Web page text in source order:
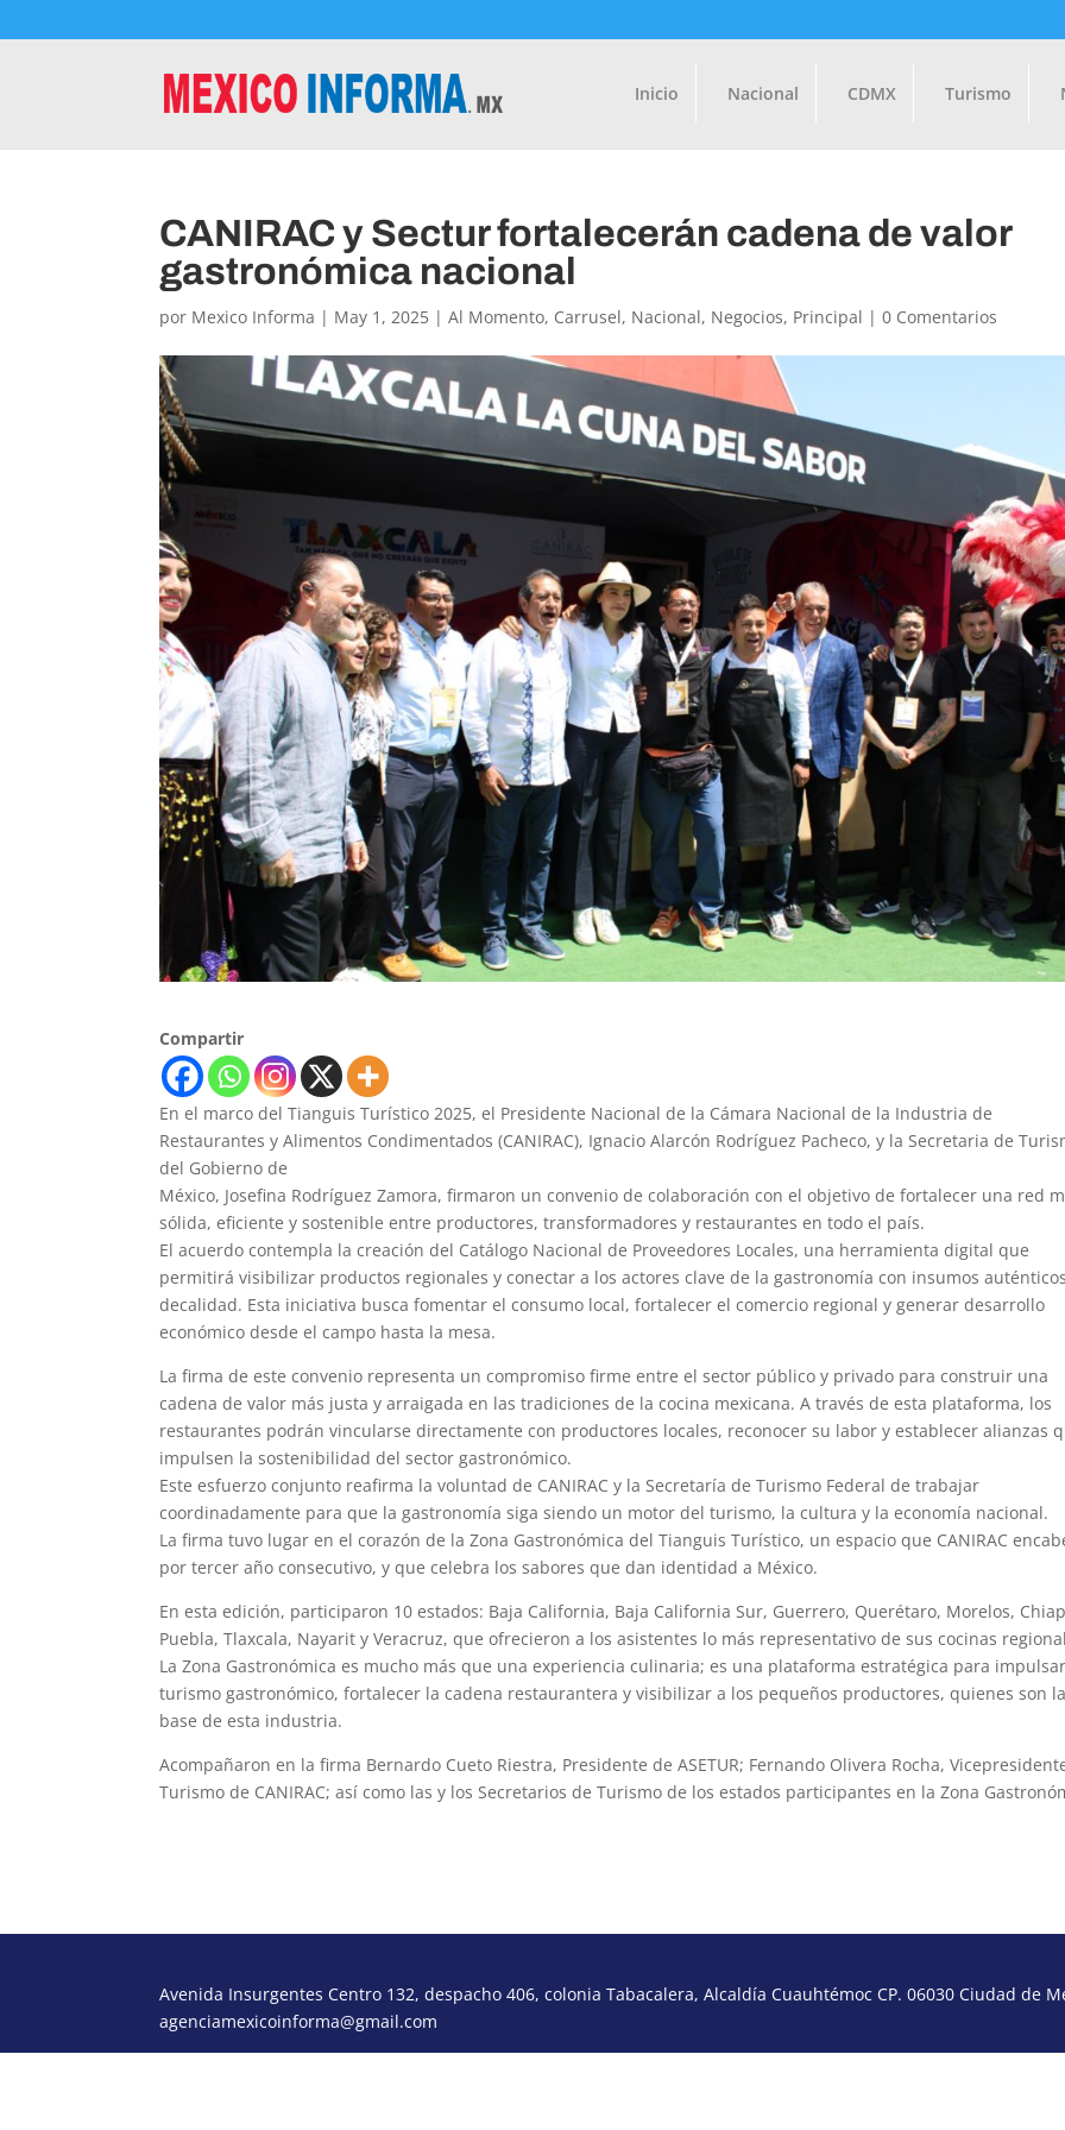
Inicio Nacional CDMX Turismo
CANIRAC y Sectur fortalecerán cadena de valor
gastronómica nacional
por Mexico Informa | May 1, 2025 |Al Momento, Carrusel, Nacional, Negocios, Principal |0 Comentarios
Compartir
En el marco del Tianguis Turístico 2025, el Presidente Nacional de la Cámara Nacional de la Industria de
Restaurantes y Alimentos Condimentados (CANIRAC), Ignacio Alarcón Rodríguez Pacheco, y la Secretaria de
del Gobierno de
México, Josefina Rodríguez Zamora, firmaron un convenio de colaboración con el objetivo de fortalecer una red
sólida, eficiente y sostenible entre productores, transformadores y restaurantes en todo el país.
El acuerdo contempla la creación del Catálogo Nacional de Proveedores Locales, una herramienta digital que
permitirá visibilizar productos regionales y conectar a los actores clave de la gastronomía con insumos
decalidad. Esta iniciativa busca fomentar el consumo local, fortalecer el comercio regional y generar desarrollo
económico desde el campo hasta la mesa.
La firma de este convenio representa un compromiso firme entre el sector público y privado para construir una
cadena de valor más justa y arraigada en las tradiciones de la cocina mexicana. A través de esta plataforma, los
restaurantes podrán vincularse directamente con productores locales, reconocer su labor y establecer alianzas
impulsen la sostenibilidad del sector gastronómico.
Este esfuerzo conjunto reafirma la voluntad de CANIRAC y la Secretaría de Turismo Federal de trabajar
coordinadamente para que la gastronomía siga siendo un motor del turismo, la cultura y la economía nacional.
La firma tuvo lugar en el corazón de la Zona Gastronómica del Tianguis Turístico, un espacio que CANIRAC
por tercer año consecutivo, y que celebra los sabores que dan identidad a México.
En esta edición, participaron 10 estados: Baja California, Baja California Sur, Guerrero, Querétaro, Morelos,
Puebla, Tlaxcala, Nayarit y Veracruz, que ofrecieron a los asistentes lo más representativo de sus cocinas
La Zona Gastronómica es mucho más que una experiencia culinaria; es una plataforma estratégica para
turismo gastronómico, fortalecer la cadena restaurantera y visibilizar a los pequeños productores, quienes son la
base de esta industria.
Acompañaron en la firma Bernardo Cueto Riestra, Presidente de ASETUR; Fernando Olivera Rocha,
Turismo de CANIRAC; así como las y los Secretarios de Turismo de los estados participantes en la Zona
Avenida Insurgentes Centro 132, despacho 406, colonia Tabacalera, Alcaldía Cuauhtémoc CP. 06030 Ciudad de
agenciamexicoinforma@gmail.com